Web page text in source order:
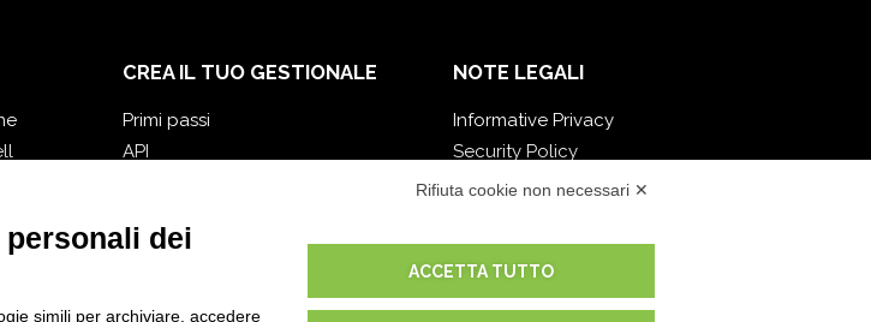
CREA IL TUO GESTIONALE
Primi passi
API
NOTE LEGALI
Informative Privacy
Security Policy
Documentazione contrattuale e GDPR
Condizioni di vendita
Condizioni del servizio di supporto
Impostazioni cookie
Rifiuta cookie non necessari ✕
dei
simili per archiviare, accedere
ACCETTA TUTTO